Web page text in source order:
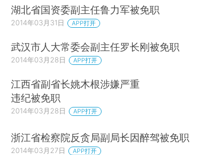
湖北省国资委副主任鲁力军被免职
2014年03月31日 APP打开
武汉市人大常委会副主任罗长刚被免职
2014年03月28日 APP打开
江西省副省长姚木根涉嫌严重
违纪被免职
2014年03月28日 APP打开
浙江省检察院反贪局副局长因醉驾被免职
2014年03月27日 APP打开